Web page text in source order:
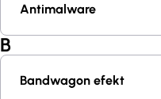
Antimalware
B
Bandwagon efekt